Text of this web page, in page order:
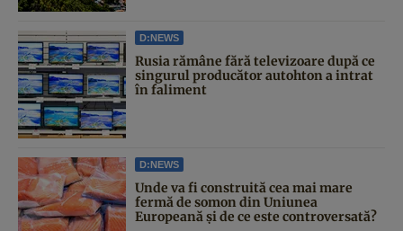
D:NEWS
Rusia rămâne fără televizoare după ce
singurul producător autohton a intrat
în faliment
D:NEWS
Unde va fi construită cea mai mare
fermă de somon din Uniunea
Europeană și de ce este controversată?